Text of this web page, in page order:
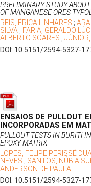
PRELIMINARY STUDY
OF MANGANESE ORES
REIS, ÉRICA LINHARES ;
SILVA ; FARIA, GERALDO
ALBERTO SOARES ;
DOI: 10.5151/2594-5327-
ENSAIOS DE PULLOUT
INCORPORADAS EM
PULLOUT TESTS IN BURITI
EPOXY MATRIX
LOPES, FELIPE PERISSÉ
NEVES ; SANTOS, NÚBIA
ANDERSON DE PAULA
DOI: 10.5151/2594-5327-